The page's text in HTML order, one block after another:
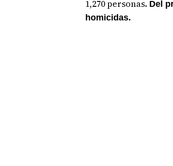
1,270 personas. Del
homicidas.